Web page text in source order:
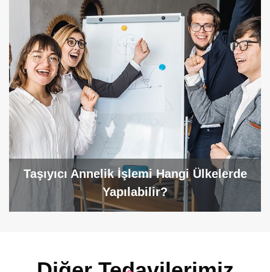
Taşıyıcı Annelik İşlemi Hangi Ülkelerde
Yapılabilir?